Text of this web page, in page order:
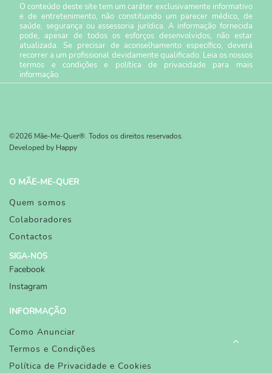
O conteúdo deste site tem um caráter exclusivamente informativo
e de entretenimento, não constituindo um parecer médico, de
saúde, segurança ou assessoria jurídica. A informação fornecida
pode, apesar de todos os esforços desenvolvidos, não estar
atualizada. Se precisar de aconselhamento específico, deverá
recorrer a um profissional devidamente qualificado. Leia os nossos
termos e condiçõese política de privacidade para mais
informação.
©2026 Mãe-Me-Quer®. Todos os direitos reservados.
Developed by Happy
O MÃE-ME-QUER
Quem somos
Colaboradores
Contactos
SIGA-NOS
Facebook
Instagram
INFORMAÇÃO
Como Anunciar
Termos e Condições
Política de Privacidade e Cookies